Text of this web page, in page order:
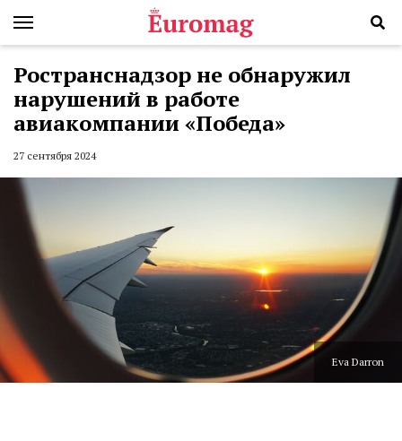
Ространснадзор не обнаружил
нарушений в работе
авиакомпании «Победа»
27 сентября 2024
Eva Darron